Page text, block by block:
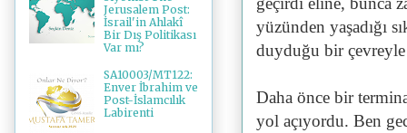
yüzünden yaşadığı
duyduğu bir
Daha önce bir
yol açıyordu. Ben
Jerusalem Post:
İsrail'in Ahlakî
Bir Dış Politikası
Var mı?
SA10003/MT122:
Enver İbrahim ve
Post-İslamcılık
Labirenti